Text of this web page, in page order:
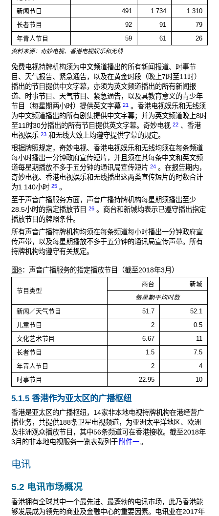
新闻节目
491 1 734
1 310
长者节目
92 91
79
年青人节目
59 61 26
资料来源：奇妙电视、香港电视娱乐和无线
免费电视持牌机构须为中文频道播出的所有新闻报道、时事节
目、天气报告、紧急通告，以及在黄金时段（晚上7时至11时）
播出的节目提供中文字幕，亦须为英文频道播出的所有新闻报
道、时事节目、天气节目、紧急通告，以及具教育意义的青少年
节目（每星期两小时）提供英文字幕 21 。香港电视娱乐和无线须
为中文频道播出的所有剧集提供中文字幕；并为英文频道晚上8时
至11时30分播出的所有节目提供英文字幕。奇妙电视 22 、香港
电视娱乐 23 和无线大致上均遵守提供字幕的规定。
根据牌照规定，奇妙电视、香港电视娱乐和无线均须在每条频道
每小时播出一分钟政府宣传短片，并且须在其每条中文和英文频
道每星期播放不多于五分钟的通讯局宣传短片 24 。在报告期内，
奇妙电视、香港电视娱乐和无线播出这两类宣传短片的时数合计
为1 140小时 25 。
至于声音广播服务方面，声音广播持牌机构每星期须播出至少
28.5小时的指定播放节目 26 。商台和新城均表示已遵守播出指定
播放节目的牌照条件。
所有声音广播持牌机构均须在每条频道每小时播出一分钟政府宣
传声带，以及每星期播放不多于五分钟的通讯局宣传声带。所有
持牌机构均遵守有关规定。
图8：声音广播服务的指定播放节目（截至2018年3月）
节目类型
商台
新城
每星期平均时数
新闻／天气节目
51.7
52.1
儿童节目
2
0.5
文化艺术节目
6.67
11
长者节目
1.5
7.5
年青人节目
2
4
时事节目
22.95 10
5.1.5 香港作为亚太区的广播枢纽
香港是亚太区的广播枢纽，14家非本地电视持牌机构在港经营广
播业务，共提供188条卫星电视频道，为亚洲太平洋地区、欧洲
及非洲观众播放节目，其中56条频道可在香港接收。截至2018年
3月的非本地电视服务一览表载列于 附件一。
电讯
5.2 电讯市场概况
香港拥有全球其中一个最先进、最蓬勃的电讯市场，此乃香港能
够发展成为领先的商业及金融中心的重要因素。电讯业在2017年